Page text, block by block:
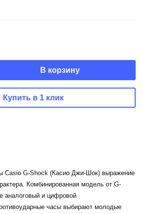
В корзину
Купить в 1 клик
Casio G-Shock (Касио Джи-Шок) выражение
Комбинированная модель от G-
аналоговый и цифровой
часы выбирают молодые